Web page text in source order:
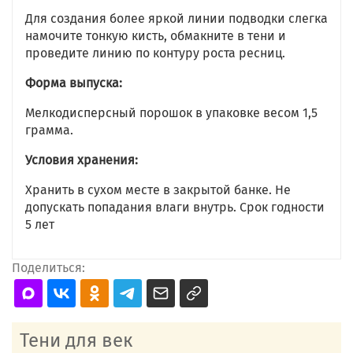
Для создания более яркой линии подводки слегка
намочите тонкую кисть, обмакните в тени и
проведите линию по контуру роста ресниц.
Форма выпуска:
Мелкодисперсный порошок в упаковке весом 1,5
грамма.
Условия хранения:
Хранить в сухом месте в закрытой банке. Не
допускать попадания влаги внутрь. Срок годности
5 лет
Поделиться:
Тени для век